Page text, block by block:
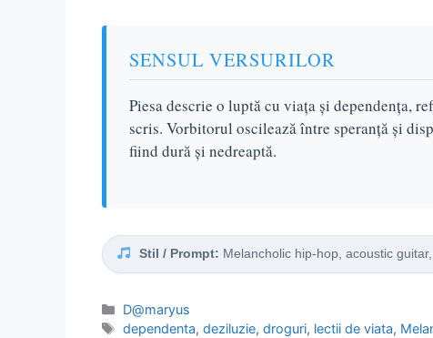
SENSUL VERSURILOR
Piesa descrie o luptă cu viața și dependența,
scris. Vorbitorul oscilează între speranță și
fiind dură și nedreaptă.
Stil / Prompt: Melancholic hip-hop, acoustic
Categorii
D@maryus
Etichete
dependenta,deziluzie,droguri, lectii de viata,